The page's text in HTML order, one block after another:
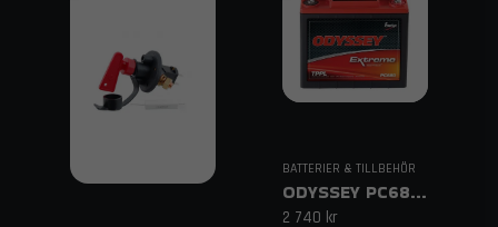
Allt från batterier till små
elektriska detaljer.
Snabb leverans:
Fri frakt från 1500 kr och
expertrådgivning från våra specialister.
Racing och rally
Specialbyggen och ombyggnationer
BATTERIER & TILLBEHÖR
ODYSSEY PC680 AGM-batteri
2 740 kr